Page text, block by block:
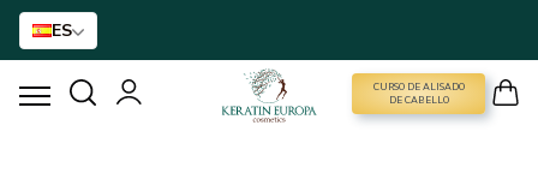
ES
CURSO DE ALISADO
DE CABELLO
CURSO DE ALISADO